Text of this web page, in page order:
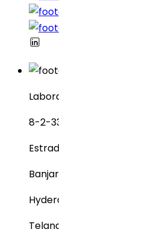
Laboratórios Dr. Reddy’s
8-2-337, SBI Executive Enclave
Estrada nº 3, Green Valley
Banjara Hills
Hyderabad – 500034
Telangana, Índia